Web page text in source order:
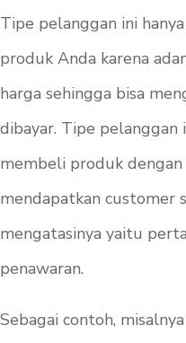
Tipe pelanggan ini
produk Anda karena
harga sehingga bisa
dibayar. Tipe pelanggan
membeli produk dengan
mendapatkan customer
mengatasinya yaitu
penawaran.
Sebagai contoh,